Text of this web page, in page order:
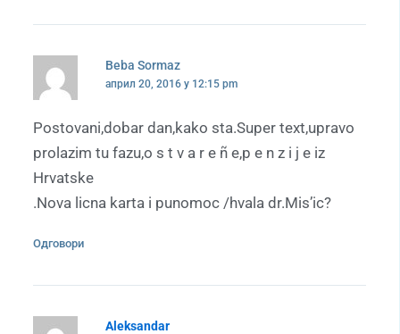
Beba Sormaz
април 20, 2016 у 12:15 pm
Postovani,dobar dan,kako sta.Super text,upravo
prolazim tu fazu,o s t v a r e ñ e,p e n z i j e iz
Hrvatske
.Nova licna karta i punomoc /hvala dr.Mis’ic?
Одговори
Aleksandar